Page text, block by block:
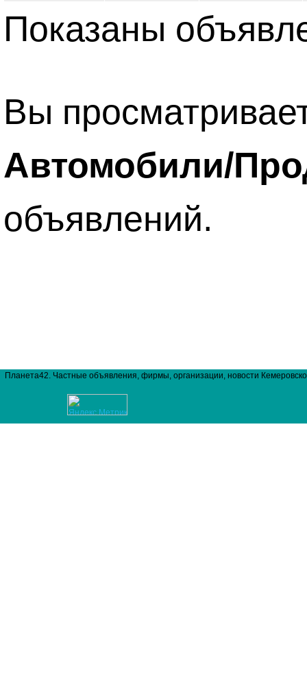
Показаны
Вы
Автомобили/
объявлений.
Планета42. Частные объявления, фирмы, организации, новости